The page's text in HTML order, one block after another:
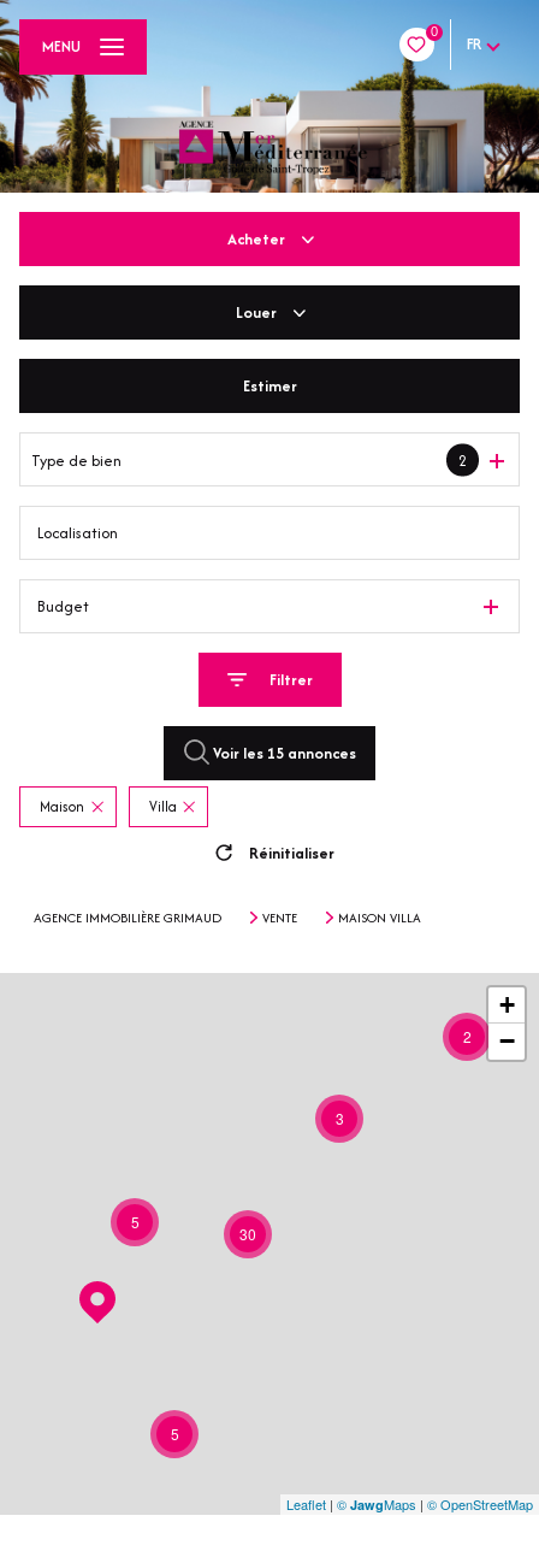
0
FR
MENU
Acheter
De l'immo pro
Louer
Estimer
Type de bien 2
Budget
Filtrer
Voir les 15 annonces
Maison Villa
Réinitialiser
AGENCE IMMOBILIÈRE GRIMAUD VENTE MAISON VILLA
2
5
3
5
30
+
−
Leaflet | © JawgMaps | © OpenStreetMap